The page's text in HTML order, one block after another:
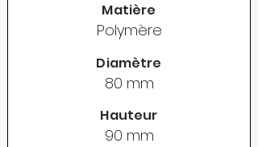
Matière
Polymère
Diamètre
80 mm
Hauteur
90 mm